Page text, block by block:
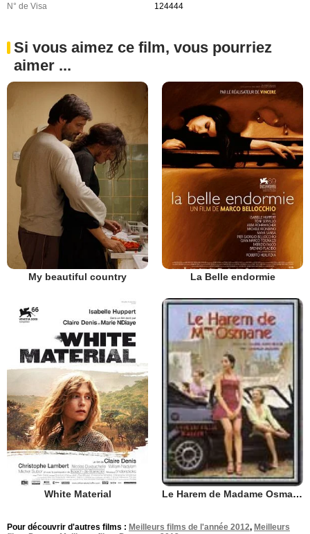
N° de Visa
124444
Si vous aimez ce film, vous pourriez
aimer ...
My beautiful country La Belle endormie
White Material Le Harem de Madame Osmane
Pour découvrir d'autres films : Meilleurs films de l'année 2012, Meilleurs